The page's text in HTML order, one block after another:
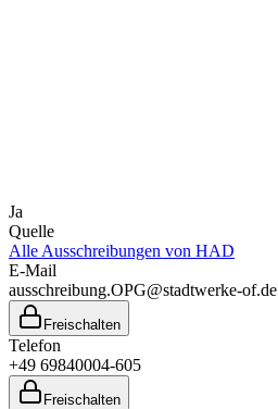
Ja
Quelle
Alle Ausschreibungen von HAD
E-Mail
ausschreibung.OPG@stadtwerke-of.de
Freischalten
Telefon
+49 69840004-605
Freischalten